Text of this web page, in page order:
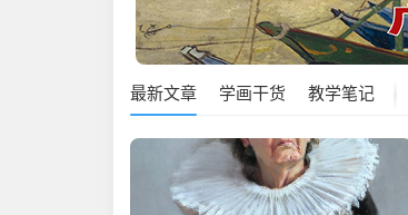
最新文章 学画干货 教学笔记